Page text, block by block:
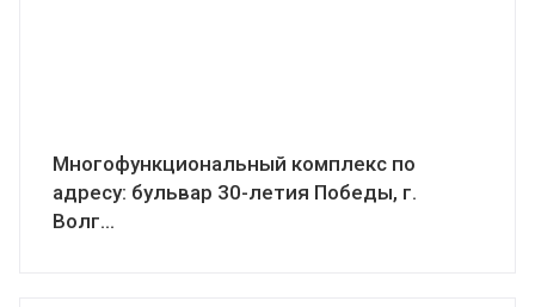
Многофункциональный комплекс по
адресу: бульвар 30-летия Победы, г.
Волг...